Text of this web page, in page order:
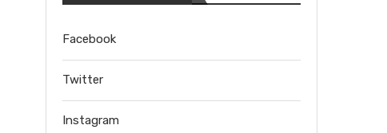
Facebook
Twitter
Instagram